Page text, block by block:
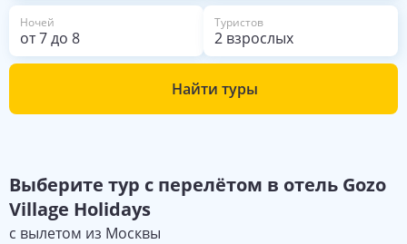
Ночей
от7до 8
Туристов
2 взрослых
Найти туры
Выберите тур с перелётом в отель Gozo
Village Holidays
с вылетом из Москвы